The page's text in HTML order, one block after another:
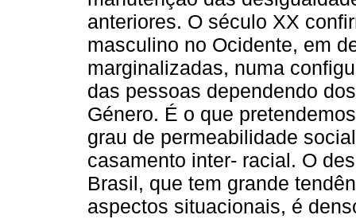
anteriores. O século XX
masculino no Ocidente, em
marginalizadas, numa
das pessoas dependendo
Género. É o que
grau de permeabilidade
casamento inter- racial. O
Brasil, que tem grande
aspectos situacionais, é